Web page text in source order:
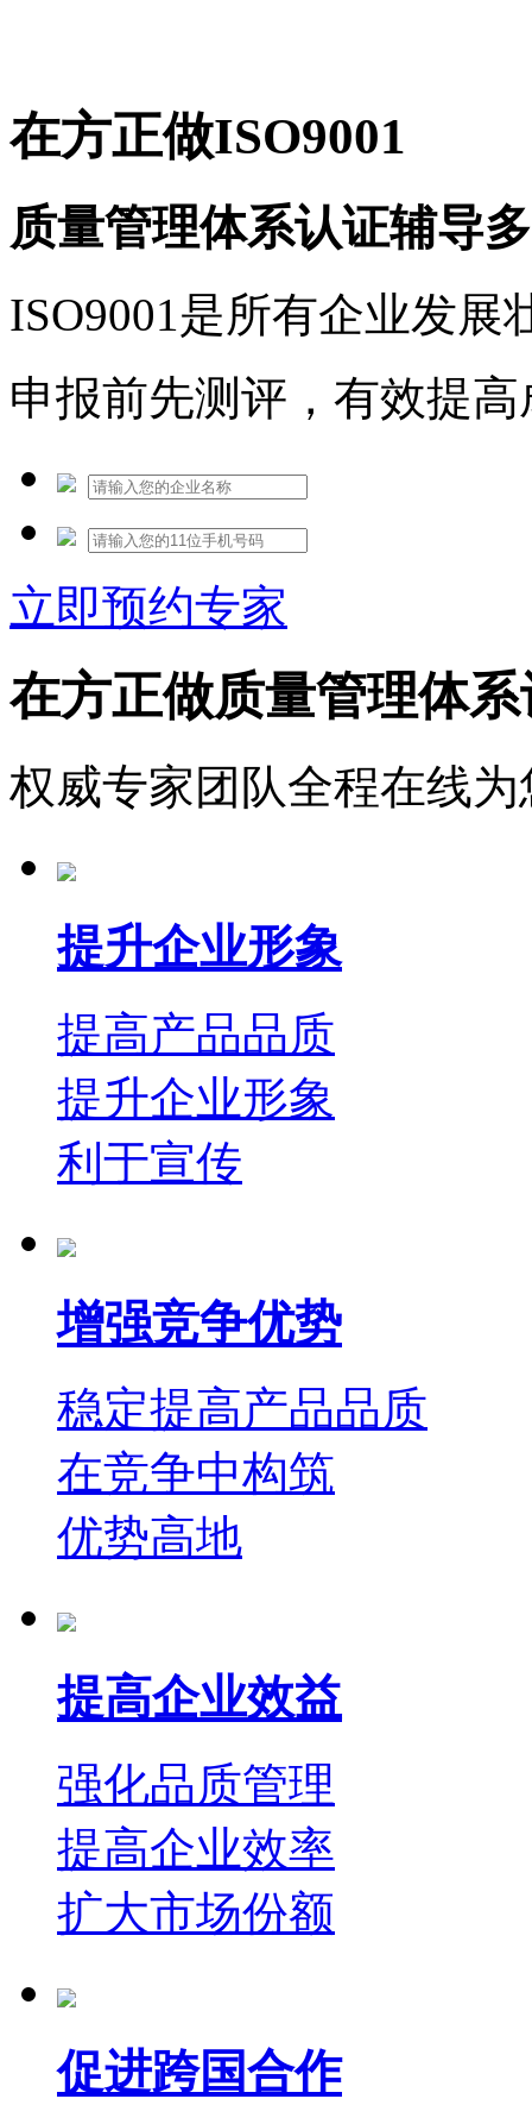
在方正做ISO9001
质量管理体系认证辅导
ISO9001是所有企业发展
申报前先测评，有效提
立即预约专家
在方正做质量管理体
权威专家团队全程在线
提升企业形象
提高产品品质
提升企业形象
利于宣传
增强竞争优势
稳定提高产品品质
在竞争中构筑
优势高地
提高企业效益
强化品质管理
提高企业效率
扩大市场份额
促进跨国合作